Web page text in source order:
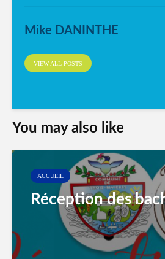
Mike DANINTHE
VIEW ALL POSTS
You may also like
ACCUEIL
Réception des